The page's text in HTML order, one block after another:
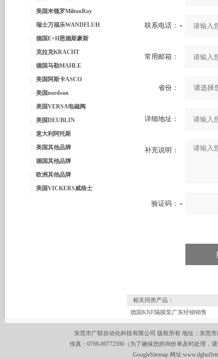
美国米顿罗MiltonRoy
瑞士万福乐WANDFLUH
德国E+H恩德斯豪斯
克拉克KRACHT
德国马勒MAHLE
美国阿斯卡ASCO
美国nordson
美国VERSA电磁阀
美国DEUBLIN
意大利阿托斯
美国其他品牌
德国其他品牌
欧洲其他品牌
美国VICKERS威格士
联系电话：
常用邮箱：
省份：
详细地址：
补充说明：
验证码：
相关同类产品：
德国KNF隔膜泵广东经销销售
东莞市广联自动化科技有限公司 版权所有 地址：东莞
传真：0769-89772590（为了确保您的询价单及时处理，
GoogleSitemap 网址: